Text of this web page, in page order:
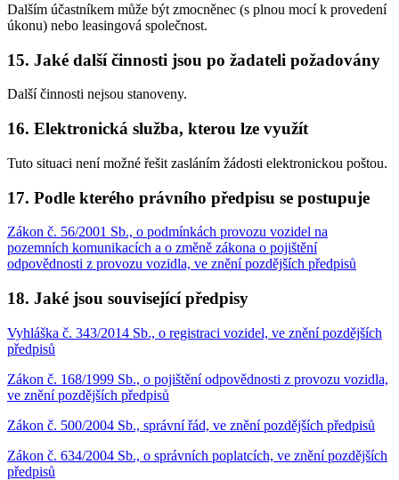
Dalším účastníkem může být zmocněnec (s plnou mocí k provedení
úkonu) nebo leasingová společnost.
15. Jaké další činnosti jsou po žadateli požadovány
Další činnosti nejsou stanoveny.
16. Elektronická služba, kterou lze využít
Tuto situaci není možné řešit zasláním žádosti elektronickou poštou.
17. Podle kterého právního předpisu se postupuje
Zákon č. 56/2001 Sb., o podmínkách provozu vozidel na
pozemních komunikacích a o změně zákona o pojištění
odpovědnosti z provozu vozidla, ve znění pozdějších předpisů
18. Jaké jsou související předpisy
Vyhláška č. 343/2014 Sb., o registraci vozidel, ve znění pozdějších
předpisů
Zákon č. 168/1999 Sb., o pojištění odpovědnosti z provozu vozidla,
ve znění pozdějších předpisů
Zákon č. 500/2004 Sb., správní řád, ve znění pozdějších předpisů
Zákon č. 634/2004 Sb., o správních poplatcích, ve znění pozdějších
předpisů